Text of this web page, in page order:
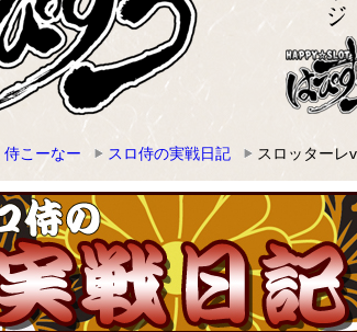
侍こーなー スロ侍の実戦日記 スロッターレ